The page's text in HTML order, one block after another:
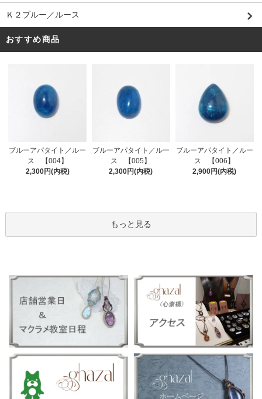
Ｋ２ブルー／ルース
おすすめ商品
ブルーアパタイト／ルー
ス 【004】
2,300円(内税)
ブルーアパタイト／ルー
ス 【005】
2,300円(内税)
ブルーアパタイト／ルー
ス 【006】
2,900円(内税)
もっと見る